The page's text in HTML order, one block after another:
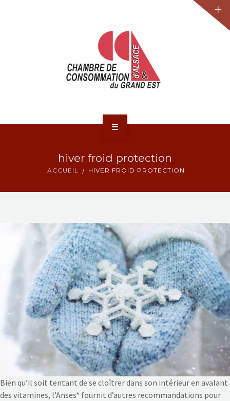
NOS ACTIONS
CONTACT
hiver froid protection
ACCUEIL HIVER FROID PROTECTION
Bien qu’il soit tentant de se cloîtrer dans son intérieur en avalant
des vitamines, l’Anses* fournit d’autres recommandations pour